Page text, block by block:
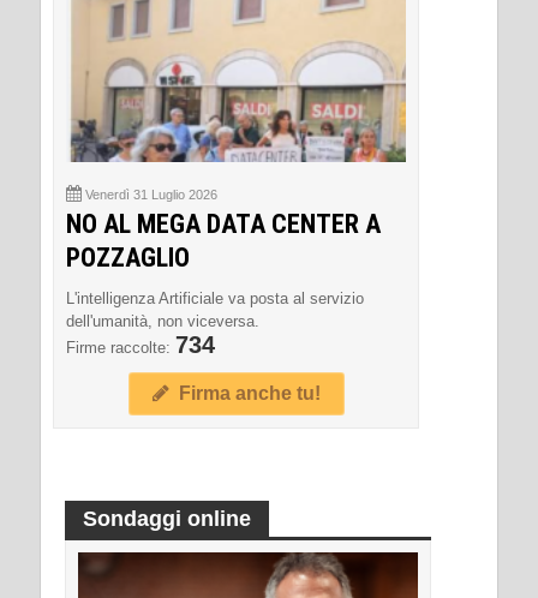
Venerdì 31 Luglio 2026
NO AL MEGA DATA CENTER A
POZZAGLIO
L'intelligenza Artificiale va posta al servizio
dell'umanità, non viceversa.
Firme raccolte: 734
Firma anche tu!
Sondaggi online